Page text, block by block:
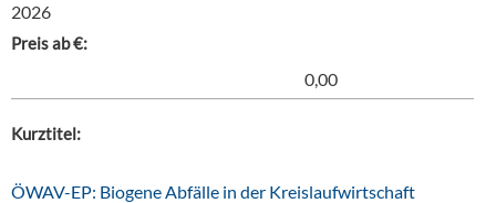
2026
Preis ab €:
0,00
Kurztitel:
ÖWAV-EP: Biogene Abfälle in der Kreislaufwirtschaft